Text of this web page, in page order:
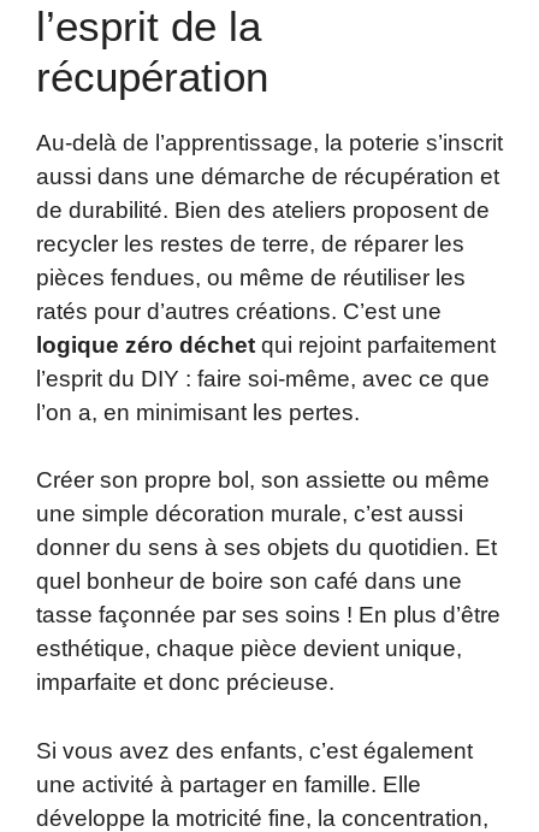
l’esprit de la
récupération
Au-delà de l’apprentissage, la poterie s’inscrit
aussi dans une démarche de récupération et
de durabilité. Bien des ateliers proposent de
recycler les restes de terre, de réparer les
pièces fendues, ou même de réutiliser les
ratés pour d’autres créations. C’est une
logique zéro déchet qui rejoint parfaitement
l’esprit du DIY : faire soi-même, avec ce que
l’on a, en minimisant les pertes.
Créer son propre bol, son assiette ou même
une simple décoration murale, c’est aussi
donner du sens à ses objets du quotidien. Et
quel bonheur de boire son café dans une
tasse façonnée par ses soins ! En plus d’être
esthétique, chaque pièce devient unique,
imparfaite et donc précieuse.
Si vous avez des enfants, c’est également
une activité à partager en famille. Elle
développe la motricité fine, la concentration,